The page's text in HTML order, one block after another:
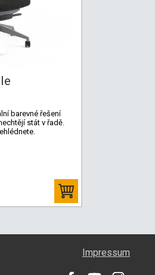
barevné řešení
stát v řadě.
Impressum